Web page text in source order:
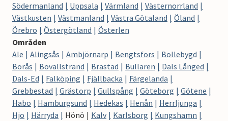
Södermanland
Uppsala Värmland
Västernorrland
Västkusten
Västmanland Västra Götaland
Öland
Örebro
Östergötland
Österlen
Områden
Ale
Alingsås Ambjörnarp Bengtsfors
Bollebygd
Borås
Bovallstrand Brastad Bullaren
Dals Långed
Dals-Ed
Falköping Fjällbacka
Färgelanda
Grebbestad
Grästorp Gullspång Göteborg
Götene
Habo
Hamburgsund Hedekas Henån
Herrljunga
Hjo
Härryda Hönö Kalv Karlsborg
Kungshamn